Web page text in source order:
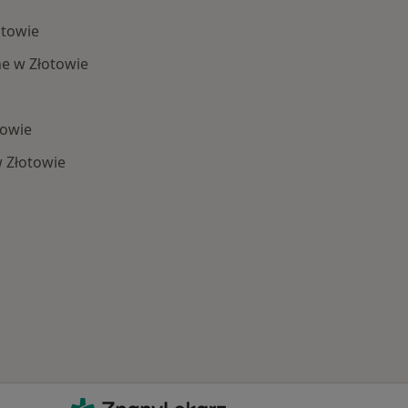
w Złotowie
ZnanyLekarz - Strona główna